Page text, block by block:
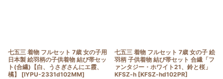
七五三 着物 フルセット 7歳 女の子用
日本製 絵羽柄の子供着物 結び帯セッ
ト(合繊)【白、うさぎさんにエ霞、
橘】
[IYPU-2331d102MM]
七五三 着物 フルセット 7歳 女の子 絵
羽柄 子供着物 結び帯セット 合繊「フ
ァンタジー・ホワイト21、鈴と桜」
KFSZ-h [KFSZ-hd102PR]